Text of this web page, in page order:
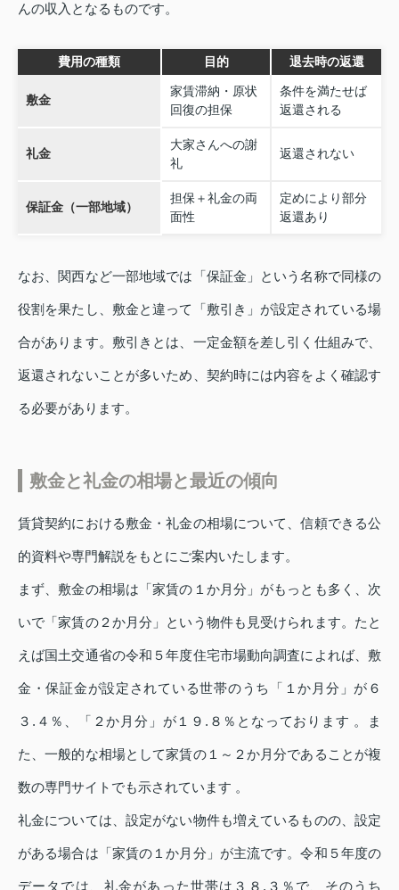
んの収入となるものです。
費用の種類 目的 退去時の返還
敷金
家賃滞納・原状
回復の担保
条件を満たせば
返還される
礼金
大家さんへの謝
礼
返還されない
保証金（一部地域）
担保＋礼金の両
面性
定めにより部分
返還あり
なお、関西など一部地域では「保証金」という名称で同様の
役割を果たし、敷金と違って「敷引き」が設定されている場
合があります。敷引きとは、一定金額を差し引く仕組みで、
返還されないことが多いため、契約時には内容をよく確認す
る必要があります。
敷金と礼金の相場と最近の傾向
賃貸契約における敷金・礼金の相場について、信頼できる公
的資料や専門解説をもとにご案内いたします。
まず、敷金の相場は「家賃の１か月分」がもっとも多く、次
いで「家賃の２か月分」という物件も見受けられます。たと
えば国土交通省の令和５年度住宅市場動向調査によれば、敷
金・保証金が設定されている世帯のうち「１か月分」が６
３.４％、「２か月分」が１９.８％となっております 。ま
た、一般的な相場として家賃の１～２か月分であることが複
数の専門サイトでも示されています 。
礼金については、設定がない物件も増えているものの、設定
がある場合は「家賃の１か月分」が主流です。令和５年度の
データでは、礼金があった世帯は３８.３％で、そのうち